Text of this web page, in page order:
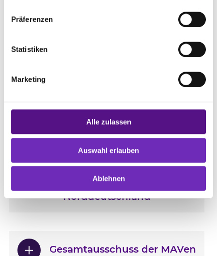
Präferenzen
Statistiken
Marketing
Alle zulassen
Auswahl erlauben
Ablehnen
Landeskirchliche MAV der Ev.
Gesamtausschuss der MAVen
der Ev. Kirche Mitteldeutschlands
Gesamtausschuss der MAVen
Ev.-Luth. Kirche in
Norddeutschland
Gesamtausschuss der MAVen